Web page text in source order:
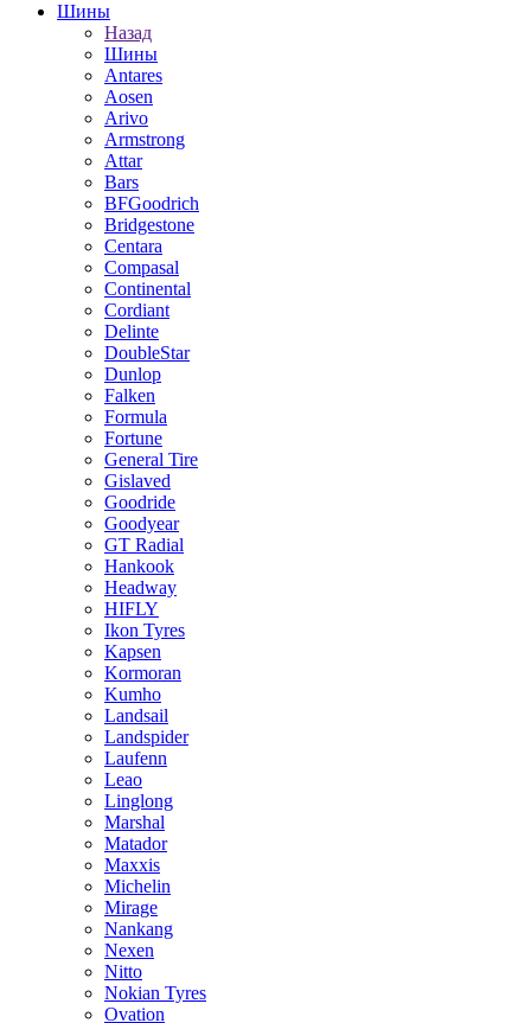
Шины
Назад
Шины
Antares
Aosen
Arivo
Armstrong
Attar
Bars
BFGoodrich
Bridgestone
Centara
Compasal
Continental
Cordiant
Delinte
DoubleStar
Dunlop
Falken
Formula
Fortune
General Tire
Gislaved
Goodride
Goodyear
GT Radial
Hankook
Headway
HIFLY
Ikon Tyres
Kapsen
Kormoran
Kumho
Landsail
Landspider
Laufenn
Leao
Linglong
Marshal
Matador
Maxxis
Michelin
Mirage
Nankang
Nexen
Nitto
Nokian Tyres
Ovation